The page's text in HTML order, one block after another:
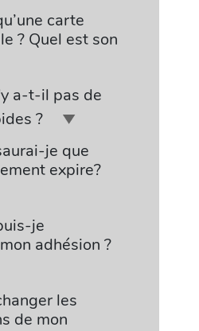
carte
? Quel est son
a-t-il pas de
?
je que
expire?
je
adhésion ?
les
de mon